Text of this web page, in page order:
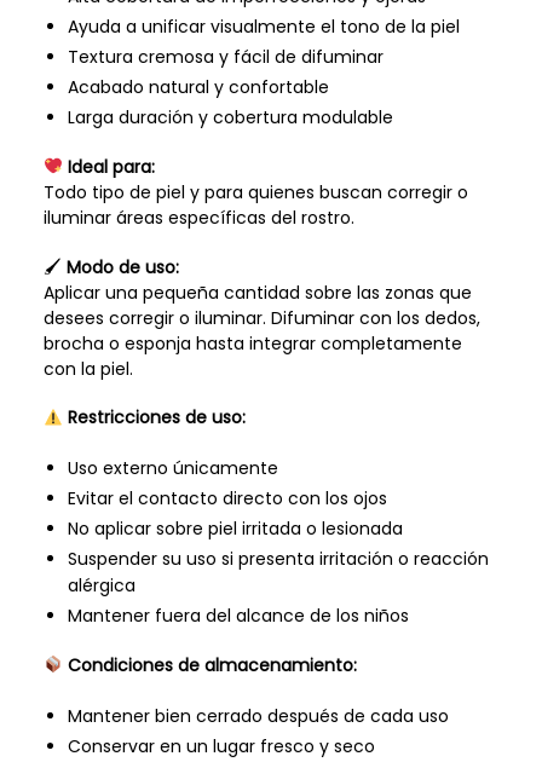
Ayuda a unificar visualmente el tono de la piel
Textura cremosa y fácil de difuminar
Acabado natural y confortable
Larga duración y cobertura modulable
Ideal para:
Todo tipo de piel y para quienes buscan corregir o
iluminar áreas específicas del rostro.
🖌 Modo de uso:
Aplicar una pequeña cantidad sobre las zonas que
desees corregir o iluminar. Difuminar con los dedos,
brocha o esponja hasta integrar completamente
con la piel.
Restricciones de uso:
Uso externo únicamente
Evitar el contacto directo con los ojos
No aplicar sobre piel irritada o lesionada
Suspender su uso si presenta irritación o reacción
alérgica
Mantener fuera del alcance de los niños
Condiciones de almacenamiento:
Mantener bien cerrado después de cada uso
Conservar en un lugar fresco y seco